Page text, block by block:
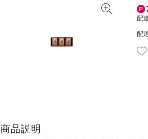
配
配
商品説明